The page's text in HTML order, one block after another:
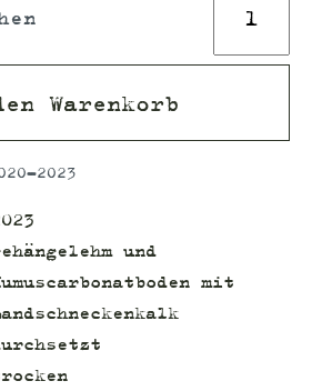
Warenkorb
2023
und
mit